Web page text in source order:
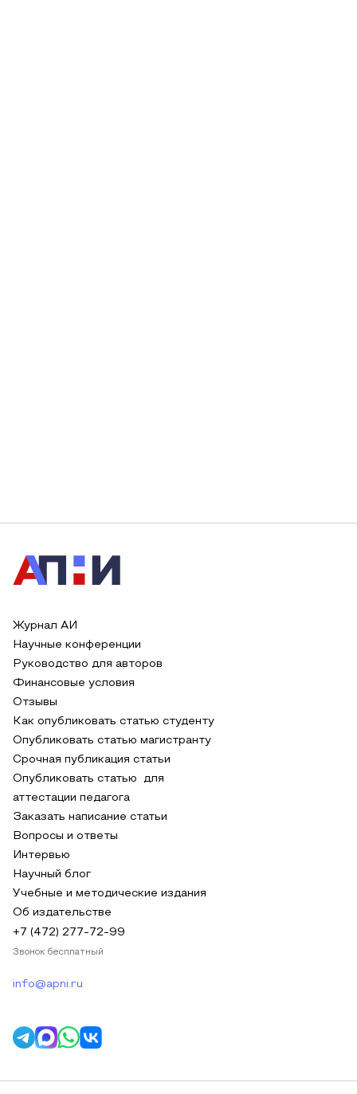
Журнал АИ
Научные конференции
Руководство для авторов
Финансовые условия
Отзывы
Как опубликовать статью студенту
Опубликовать статью магистранту
Срочная публикация статьи
Опубликовать статью для
аттестации педагога
Заказать написание статьи
Вопросы и ответы
Интервью
Научный блог
Учебные и методические издания
Об издательстве
+7 (472) 277-72-99
Звонок бесплатный
info@apni.ru